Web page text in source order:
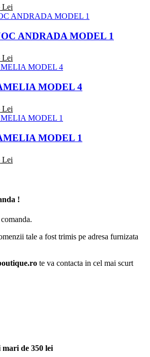
Lei
ANDRADA MODEL 1
Lei
MODEL 4
Lei
MODEL 1
Lei
!
tale a fost trimis pe adresa furnizata
te va contacta in cel mai scurt
de 350 lei